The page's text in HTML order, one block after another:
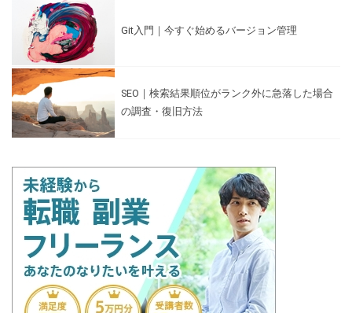
Git入門｜今すぐ始めるバージョン管理
SEO｜検索結果順位がランク外に急落した場合
の調査・復旧方法